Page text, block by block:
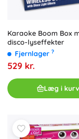
Karaoke Boom Box
disco-lyseffekter
Fjernlager ?
529 kr.
Læg i kurv